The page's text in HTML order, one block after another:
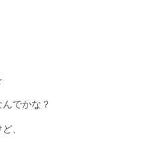
でかな？
、